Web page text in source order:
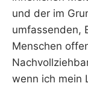
und der im
umfassenden,
Menschen
wenn ich mein